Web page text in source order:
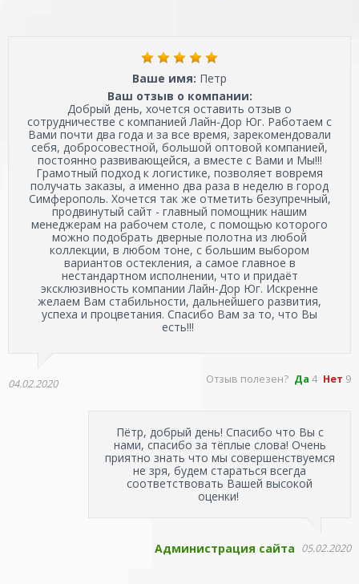
Ваше имя: Петр
Ваш отзыв о компании:
Добрый день, хочется оставить отзыв о
сотрудничестве с компанией Лайн-Дор Юг. Работаем с
Вами почти два года и за все время, зарекомендовали
себя, добросовестной, большой оптовой компанией,
постоянно развивающейся, а вместе с Вами и Мы!!!
Грамотный подход к логистике, позволяет вовремя
получать заказы, а именно два раза в неделю в город
Симферополь. Хочется так же отметить безупречный,
продвинутый сайт - главный помощник нашим
менеджерам на рабочем столе, с помощью которого
можно подобрать дверные полотна из любой
коллекции, в любом тоне, с большим выбором
вариантов остекления, а самое главное в
нестандартном исполнении, что и придаёт
эксклюзивность компании Лайн-Дор Юг. Искренне
желаем Вам стабильности, дальнейшего развития,
успеха и процветания. Спасибо Вам за то, что Вы
есть!!!
04.02.2020 Отзыв полезен? Да 4 Нет 9
Пётр, добрый день! Спасибо что Вы с
нами, спасибо за тёплые слова! Очень
приятно знать что мы совершенствуемся
не зря, будем стараться всегда
соответствовать Вашей высокой
оценки!
05.02.2020
Администрация сайта